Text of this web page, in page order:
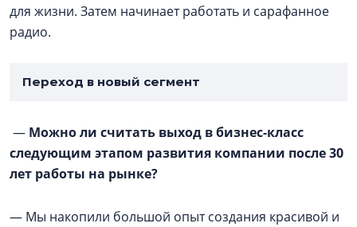
для жизни. Затем начинает работать и сарафанное
радио.
Переход в новый сегмент
— Можно ли считать выход в бизнес-класс
следующим этапом развития компании после 30
лет работы на рынке?
— Мы накопили большой опыт создания красивой и